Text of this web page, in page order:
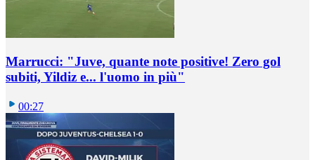
Marrucci: "Juve, quante note positive! Zero gol
subiti, Yildiz e... l'uomo in più"
00:27